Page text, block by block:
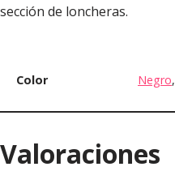
sección de loncheras.
Color Negro,
Valoraciones